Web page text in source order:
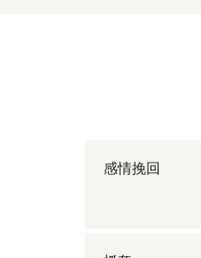
感情挽回